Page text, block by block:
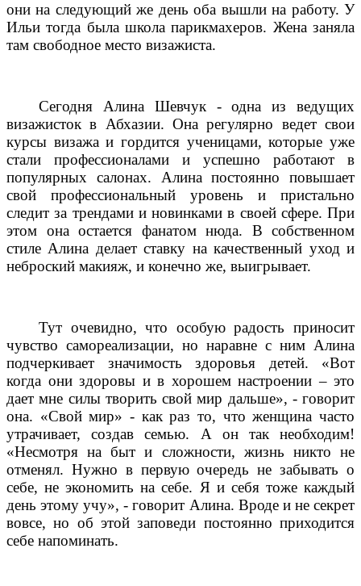
они на следующий же день оба вышли на работу. У
Ильи тогда была школа парикмахеров. Жена заняла
там свободное место визажиста.
Сегодня Алина Шевчук - одна из ведущих
визажисток в Абхазии. Она регулярно ведет свои
курсы визажа и гордится ученицами, которые уже
стали профессионалами и успешно работают в
популярных салонах. Алина постоянно повышает
свой профессиональный уровень и пристально
следит за трендами и новинками в своей сфере. При
этом она остается фанатом нюда. В собственном
стиле Алина делает ставку на качественный уход и
неброский макияж, и конечно же, выигрывает.
Тут очевидно, что особую радость приносит
чувство самореализации, но наравне с ним Алина
подчеркивает значимость здоровья детей. «Вот
когда они здоровы и в хорошем настроении – это
дает мне силы творить свой мир дальше», - говорит
она. «Свой мир» - как раз то, что женщина часто
утрачивает, создав семью. А он так необходим!
«Несмотря на быт и сложности, жизнь никто не
отменял. Нужно в первую очередь не забывать о
себе, не экономить на себе. Я и себя тоже каждый
день этому учу», - говорит Алина. Вроде и не секрет
вовсе, но об этой заповеди постоянно приходится
себе напоминать.